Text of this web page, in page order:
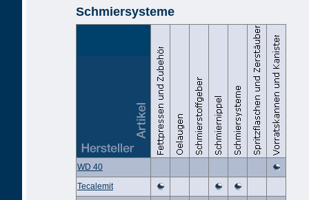
Schmiersysteme
WD 40
Tecalemit